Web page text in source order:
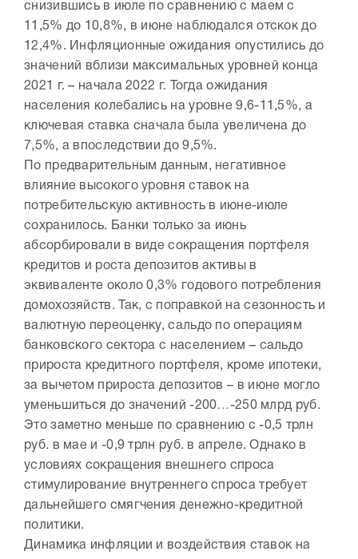
снизившись в июле по сравнению с маем с
11,5% до 10,8%, в июне наблюдался отскок до
12,4%. Инфляционные ожидания опустились до
значений вблизи максимальных уровней конца
2021 г. – начала 2022 г. Тогда ожидания
населения колебались на уровне 9,6-11,5%, а
ключевая ставка сначала была увеличена до
7,5%, а впоследствии до 9,5%.
По предварительным данным, негативное
влияние высокого уровня ставок на
потребительскую активность в июне-июле
сохранилось. Банки только за июнь
абсорбировали в виде сокращения портфеля
кредитов и роста депозитов активы в
эквиваленте около 0,3% годового потребления
домохозяйств. Так, с поправкой на сезонность и
валютную переоценку, сальдо по операциям
банковского сектора с населением – сальдо
прироста кредитного портфеля, кроме ипотеки,
за вычетом прироста депозитов – в июне могло
уменьшиться до значений -200…-250 млрд руб.
Это заметно меньше по сравнению с -0,5 трлн
руб. в мае и -0,9 трлн руб. в апреле. Однако в
условиях сокращения внешнего спроса
стимулирование внутреннего спроса требует
дальнейшего смягчения денежно-кредитной
политики.
Динамика инфляции и воздействия ставок на